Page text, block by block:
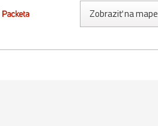
Zobraziť na mape